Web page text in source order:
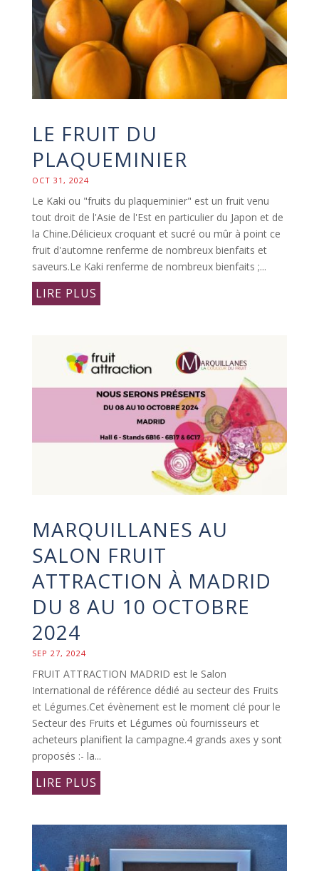
LE FRUIT DU
PLAQUEMINIER
OCT 31, 2024
Le Kaki ou "fruits du plaqueminier" est un fruit venu
tout droit de l'Asie de l'Est en particulier du Japon et de
la Chine.Délicieux croquant et sucré ou mûr à point ce
fruit d'automne renferme de nombreux bienfaits et
saveurs.Le Kaki renferme de nombreux bienfaits ;...
LIRE PLUS
MARQUILLANES AU
SALON FRUIT
ATTRACTION À MADRID
DU 8 AU 10 OCTOBRE
2024
SEP 27, 2024
FRUIT ATTRACTION MADRID est le Salon
International de référence dédié au secteur des Fruits
et Légumes.Cet évènement est le moment clé pour le
Secteur des Fruits et Légumes où fournisseurs et
acheteurs planifient la campagne.4 grands axes y sont
proposés :- la...
LIRE PLUS